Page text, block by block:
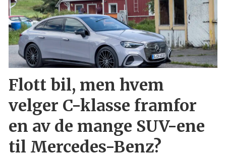
Flott bil, men hvem
velger C-klasse framfor
en av de mange SUV-ene
til Mercedes-Benz?